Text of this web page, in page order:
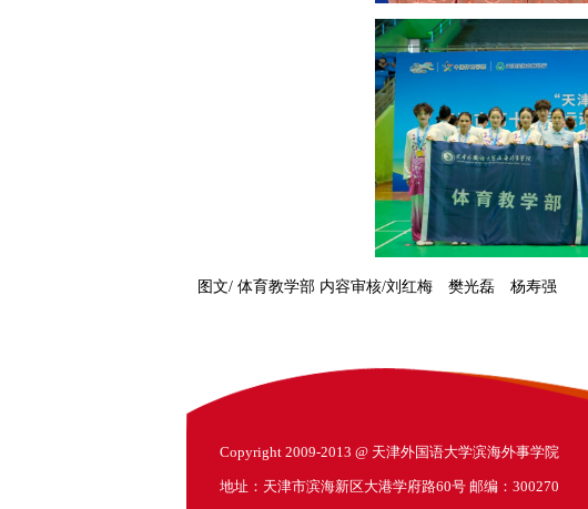
图文/ 体育教学部 内容审核/刘红梅 樊光磊 杨寿强
Copyright 2009-2013 @ 天津外国语大学滨海外事学院
地址：天津市滨海新区大港学府路60号 邮编：300270